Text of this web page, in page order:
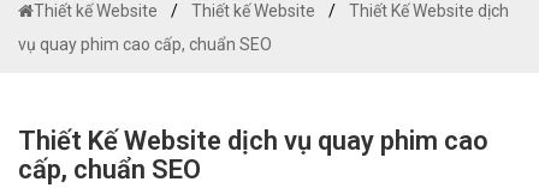
Thiết kế Website Thiết kế Website
Thiết Kế Website dịch
vụ quay phim cao cấp, chuẩn SEO
Thiết Kế Website dịch vụ quay phim cao
cấp, chuẩn SEO